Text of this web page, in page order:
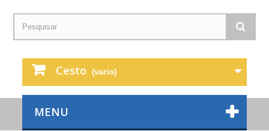
Cesto (vazio)
MENU